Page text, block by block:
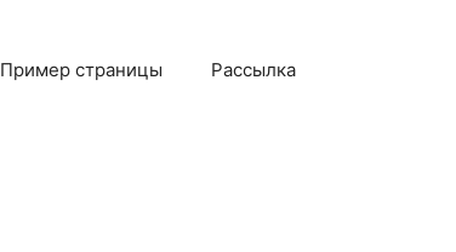
Пример страницы Рассылка